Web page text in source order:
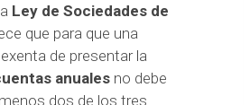
Ley de Sociedades de
que para que una
de presentar la
anuales no debe
dos de los tres